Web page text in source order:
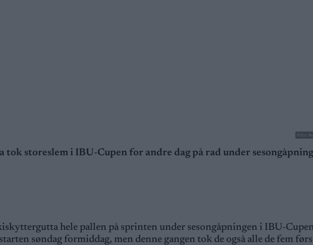
Foto:
storeslem i IBU-Cupen for andre dag på rad under
hele pallen på sprinten under sesongåpningen i IBU-
søndag formiddag, men denne gangen tok de også alle de fem